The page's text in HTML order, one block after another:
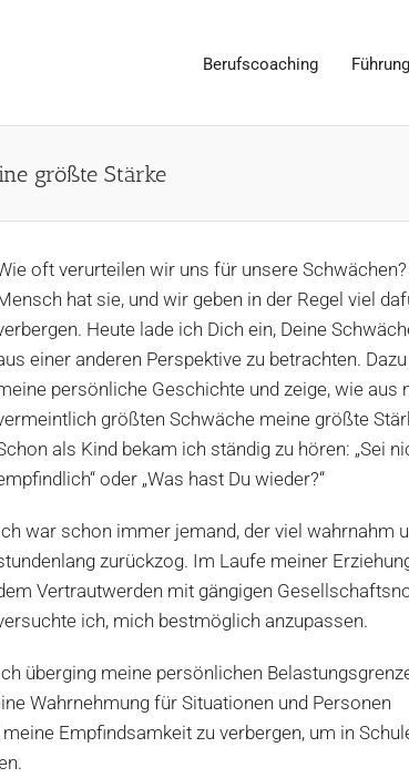
Berufscoaching
größte Stärke
oft verurteilen wir uns für unsere
hat sie, und wir geben in der Regel viel
Heute lade ich Dich ein, Deine
einer anderen Perspektive zu betrachten.
persönliche Geschichte und zeige, wie aus
größten Schwäche meine größte
als Kind bekam ich ständig zu hören: „Sei
oder „Was hast Du wieder?“
war schon immer jemand, der viel wahrnahm
zurückzog. Im Laufe meiner
Vertrautwerden mit gängigen
ich, mich bestmöglich anzupassen.
überging meine persönlichen
Wahrnehmung für Situationen und Personen
Empfindsamkeit zu verbergen, um in